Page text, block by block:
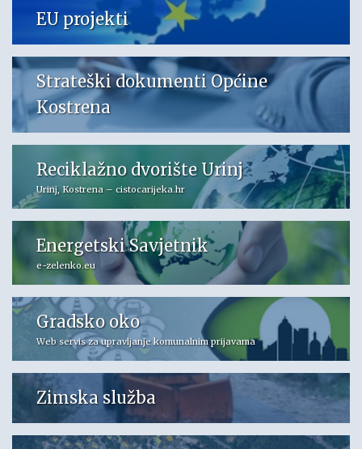
EU projekti
Strateški dokumenti Općine
Kostrena
Reciklažno dvorište Urinj
Urinj, Kostrena – cistocarijeka.hr
Energetski Savjetnik
e-zelenko.eu
Gradsko oko
Web servis za upravljanje komunalnim prijavama
Zimska služba